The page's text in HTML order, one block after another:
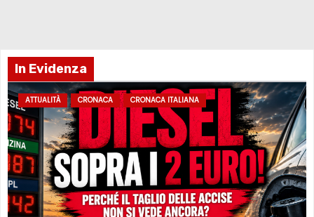
In Evidenza
ATTUALITÀ CRONACA CRONACA ITALIANA